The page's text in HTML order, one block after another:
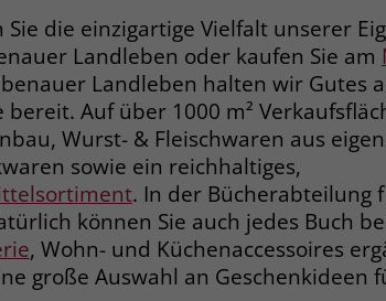
Sie die einzigartige Vielfalt unserer
Landleben oder kaufen Sie am
Landleben halten wir Gutes
Auf über 1000 m²
Wurst- & Fleischwaren aus
sowie ein reichhal­tiges,
. In der Bücherabteilung
können Sie auch jedes Buch
, Wohn- und Küchenaccessoires
große Auswahl an Geschenkideen
Facebook
3 Monate
Der Zweck von _fbp ist vollständig auf
Werbe- und Analysebemühungen von
Facebook zurückzuführen. Dieses
ein Erstanbieter-Cookie, d. h. Facebook
platziert es, während ein Verbraucher
Facebook ist. Dieses Cookie verfolgt die